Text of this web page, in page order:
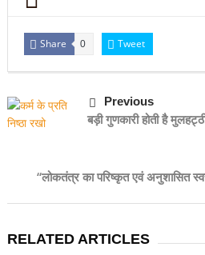
Share 0 Tweet
Previous
बड़ी गुणकारी होती है
‘‘लोकतंत्र का परिष्कृत एवं अनुशासित
RELATED ARTICLES